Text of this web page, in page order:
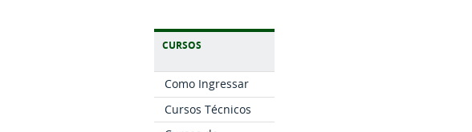
CURSOS
Como Ingressar
Cursos Técnicos